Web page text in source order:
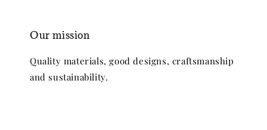
Our mission
Quality materials, good designs, craftsmanship
and sustainability.